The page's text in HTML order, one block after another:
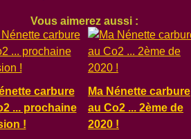
Vous aimerez aussi :
carbure
... prochaine
!
Ma Nénette carbure
au Co2 ... 2ème de
2020 !